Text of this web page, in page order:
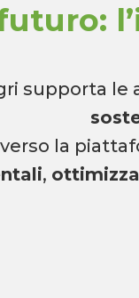
supporta le
la
,